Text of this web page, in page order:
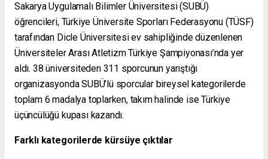
Sakarya Uygulamalı Bilimler Üniversitesi (SUBÜ)
öğrencileri, Türkiye Üniversite Sporları Federasyonu (TÜSF)
tarafından Dicle Üniversitesi ev sahipliğinde düzenlenen
Üniversiteler Arası Atletizm Türkiye Şampiyonası’nda yer
aldı. 38 üniversiteden 311 sporcunun yarıştığı
organizasyonda SUBÜ’lü sporcular bireysel kategorilerde
toplam 6 madalya toplarken, takım halinde ise Türkiye
üçüncülüğü kupası kazandı.
Farklı kategorilerde kürsüye çıktılar